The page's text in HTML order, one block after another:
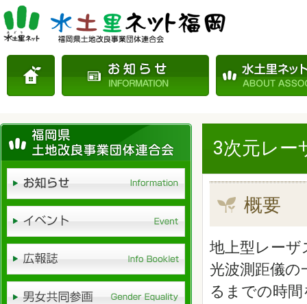
3次元レー
概要
地上型レー
光波測距儀
るまでの時